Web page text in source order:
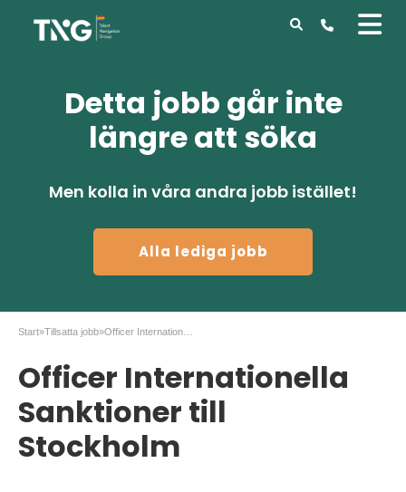
Detta jobb går inte
längre att söka
Men kolla in våra andra jobb istället!
Alla lediga jobb
Start»Tillsatta jobb»
Officer Internationella
Sanktioner till
Stockholm